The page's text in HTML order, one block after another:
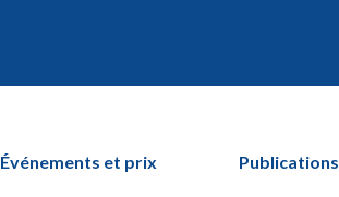
Événements et prix Publications